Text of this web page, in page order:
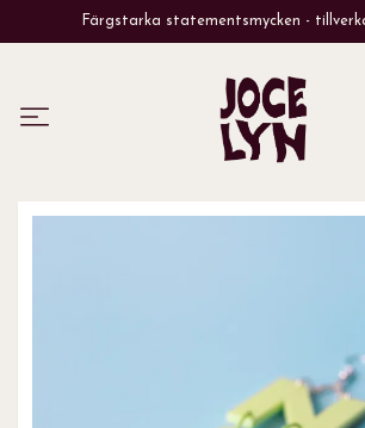
Färgstarka statementsmycken -